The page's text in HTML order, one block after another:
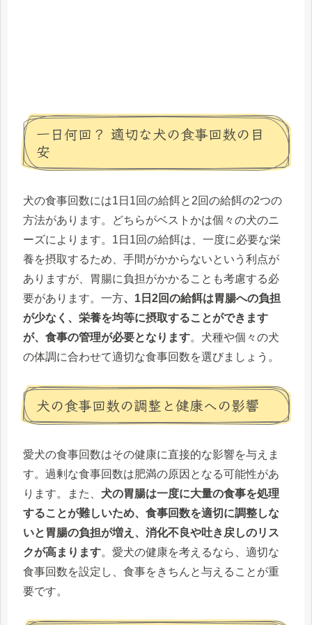
一日何回？ 適切な犬の食事回数の目
安
犬の食事回数には1日1回の給餌と2回の給餌の2つの
方法があります。どちらがベストかは個々の犬のニ
ーズによります。1日1回の給餌は、一度に必要な栄
養を摂取するため、手間がかからないという利点が
ありますが、胃腸に負担がかかることも考慮する必
要があります。一方、1日2回の給餌は胃腸への負担
が少なく、栄養を均等に摂取することができます
が、食事の管理が必要となります。犬種や個々の犬
の体調に合わせて適切な食事回数を選びましょう。
犬の食事回数の調整と健康への影響
愛犬の食事回数はその健康に直接的な影響を与えま
す。過剰な食事回数は肥満の原因となる可能性があ
ります。また、 犬の胃腸は一度に大量の食事を処理
することが難しいため、食事回数を適切に調整しな
いと胃腸の負担が増え、消化不良や吐き戻しのリス
クが高まります。愛犬の健康を考えるなら、適切な
食事回数を設定し、食事をきちんと与えることが重
要です。